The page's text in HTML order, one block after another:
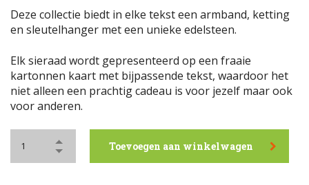
Deze collectie biedt in elke tekst een armband, ketting
en sleutelhanger met een unieke edelsteen.
Elk sieraad wordt gepresenteerd op een fraaie
kartonnen kaart met bijpassende tekst, waardoor het
niet alleen een prachtig cadeau is voor jezelf maar ook
voor anderen.
Toevoegen aan winkelwagen